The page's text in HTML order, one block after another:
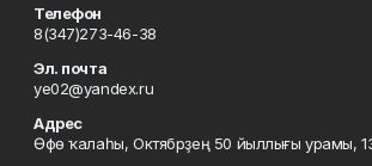
Телефон
8(347)273-46-38
Эл. почта
ye02@yandex.ru
Адрес
Өфө ҡалаһы, Октябрҙең 50 йыллығы урамы,